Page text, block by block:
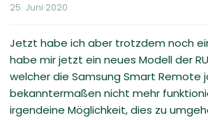
25. Juni 2020
Jetzt habe ich aber trotzdem noch
habe mir jetzt ein neues Modell der
welcher die Samsung Smart Remote
bekanntermaßen nicht mehr
irgendeine Möglichkeit, dies zu